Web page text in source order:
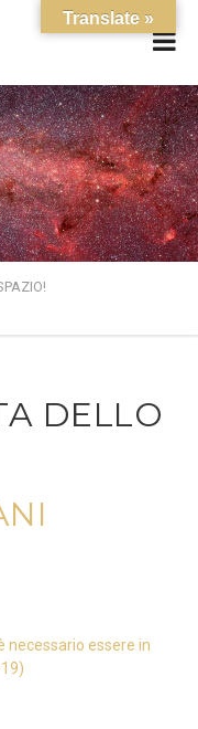
DELLO
necessario essere in
Translate »